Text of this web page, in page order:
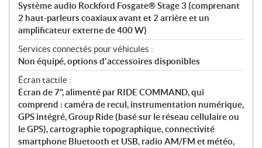
Système audio Rockford Fosgate® Stage 3 (comprenant
2 haut-parleurs coaxiaux avant et 2 arrière et un
amplificateur externe de 400 W)
Services connectés pour véhicules :
Non équipé, options d'accessoires disponibles
Écran tactile :
Écran de 7", alimenté par RIDE COMMAND, qui
comprend : caméra de recul, instrumentation numérique,
GPS intégré, Group Ride (basé sur le réseau cellulaire ou
le GPS), cartographie topographique, connectivité
smartphone Bluetooth et USB, radio AM/FM et météo,